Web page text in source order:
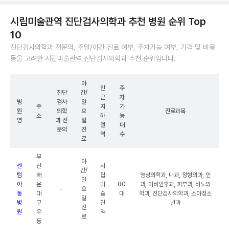
시립미술관역 진단검사의학과 추천 병원 순위 Top
10
진단검사의학과 전문의, 주말/야간 진료 여부, 주차가능 여부, 가격 및 비용
등을 고려한 시립미술관역 진단검사의학과 추천 순위입니다.
병
원
명
주
소
진단
검사
의학
과 전
문의
야
간/
일
요
일
진
료
인
근
지
하
철
역
주
차
가
능
대
수
진료과목
센
텀
아
동
병
원
부
산
해
운
대
구
우
동
-
야
간/
일
요
일
진
료
시
립
미
술
관
역
80
대
영상의학과, 내과, 정형외과, 안
과, 이비인후과, 피부과, 비뇨의
학과, 진단검사의학과, 소아청소
년과